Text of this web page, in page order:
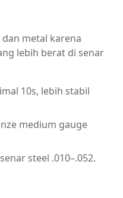
metal karena
lebih berat di senar
10s, lebih stabil
medium gauge
steel .010–.052.